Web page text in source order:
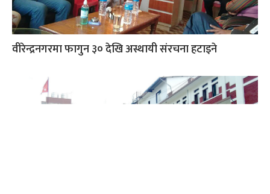
वीरेन्द्रनगरमा फागुन ३० देखि अस्थायी संरचना हटाइने